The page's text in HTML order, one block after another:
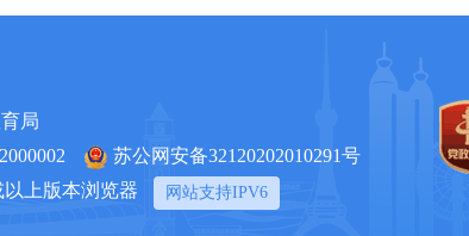
局
苏公网安备32120202010291号
上版本浏览器
网站支持IPV6